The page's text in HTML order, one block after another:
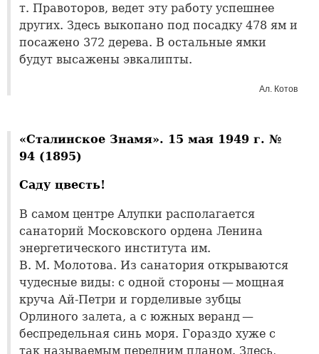
т. Правоторов, ведет эту работу успешнее
других. Здесь выкопано под посадку 478 ям и
посажено 372 дерева. В остальные ямки
будут высажены эвкалипты.
Ал. Котов
«Сталинское Знамя». 15 мая 1949 г. №
94 (1895)
Саду цвесть!
В самом центре Алупки располагается
санаторий Московского ордена Ленина
энергетического института им.
В. М. Молотова. Из санатория открываются
чудесные виды: с одной стороны — мощная
круча Ай-Петри и горделивые зубцы
Орлиного залета, а с южных веранд —
беспредельная синь моря. Гораздо хуже с
так называемым передним планом. Здесь,